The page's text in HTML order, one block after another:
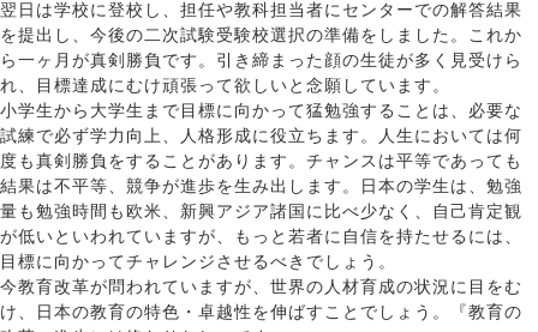
翌日は学校に登校し、担任や教科担当者にセンターでの解答結果
を提出し、今後の二次試験受験校選択の準備をしました。これか
ら一ヶ月が真剣勝負です。引き締まった顔の生徒が多く見受けら
れ、目標達成にむけ頑張って欲しいと念願しています。
小学生から大学生まで目標に向かって猛勉強することは、必要な
試練で必ず学力向上、人格形成に役立ちます。人生においては何
度も真剣勝負をすることがあります。チャンスは平等であっても
結果は不平等、競争が進歩を生み出します。日本の学生は、勉強
量も勉強時間も欧米、新興アジア諸国に比べ少なく、自己肯定観
が低いといわれていますが、もっと若者に自信を持たせるには、
目標に向かってチャレンジさせるべきでしょう。
今教育改革が問われていますが、世界の人材育成の状況に目をむ
け、日本の教育の特色・卓越性を伸ばすことでしょう。『教育の